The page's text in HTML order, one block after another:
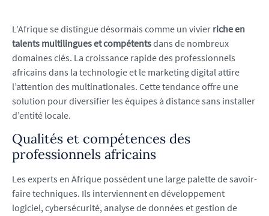
L’Afrique se distingue désormais comme un vivier riche en
talents multilingues et compétentsdans de nombreux
domaines clés. La croissance rapide des professionnels
africains dans la technologie et le marketing digital attire
l’attention des multinationales. Cette tendance offre une
solution pour diversifier les équipes à distance sans installer
d’entité locale.
Qualités et compétences des
professionnels africains
Les experts en Afrique possèdent une large palette de savoir-
faire techniques. Ils interviennent en développement
logiciel, cybersécurité, analyse de données et gestion de